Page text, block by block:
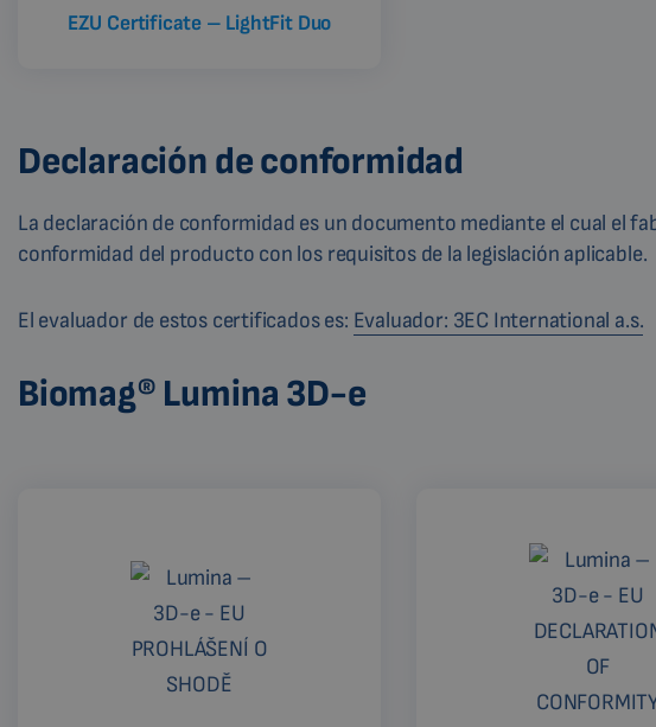
EZU Certificate – LightFit Duo
Declaración de conformidad
La declaración de conformidad es un documento mediante el cual el
conformidad del producto con los requisitos de la legislación aplicable.
El evaluador de estos certificados es: Evaluador: 3EC International a.s.
Biomag® Lumina 3D-e